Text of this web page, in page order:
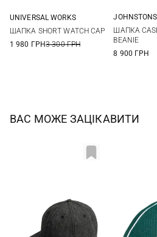
UNIVERSAL WORKS
ШАПКА SHORT WATCH CAP
1 980 ГРН3 300 ГРН
ШАПКА
BEANIE
8 900 ГРН
ВАС МОЖЕ ЗАЦІКАВИТИ